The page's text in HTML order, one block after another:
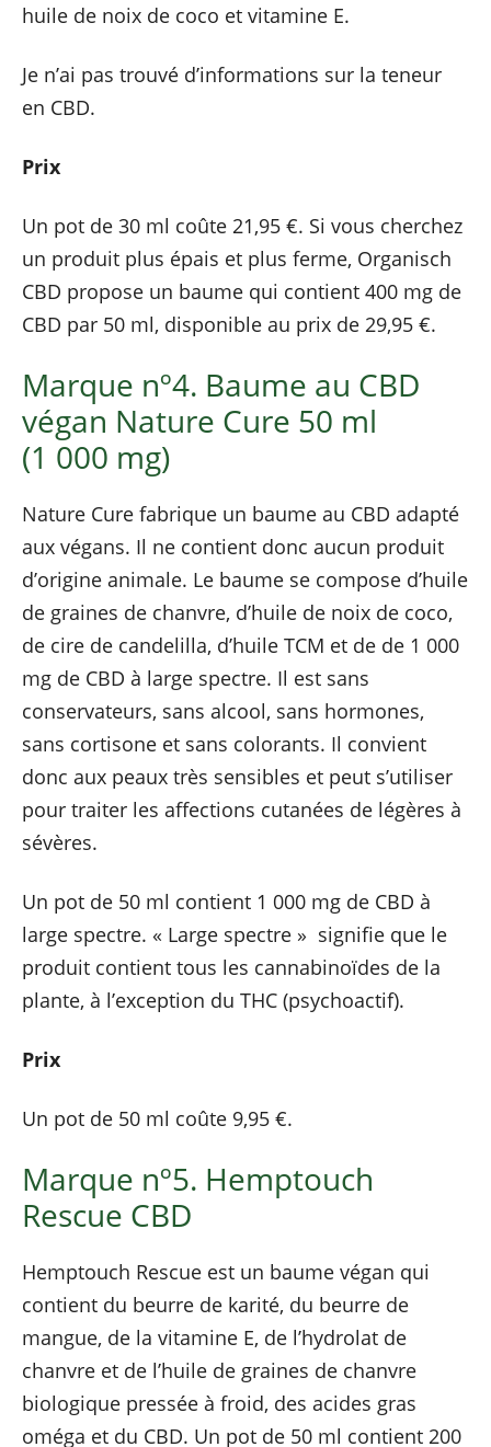
huile de noix de coco et vitamine E.
Je n’ai pas trouvé d’informations sur la teneur
en CBD.
Prix
Un pot de 30 ml coûte 21,95 €. Si vous cherchez
un produit plus épais et plus ferme, Organisch
CBD propose un baume qui contient 400 mg de
CBD par 50 ml, disponible au prix de 29,95 €.
Marque nº4. Baume au CBD
végan Nature Cure 50 ml
(1 000 mg)
Nature Cure fabrique un baume au CBD adapté
aux végans. Il ne contient donc aucun produit
d’origine animale. Le baume se compose d’huile
de graines de chanvre, d’huile de noix de coco,
de cire de candelilla, d’huile TCM et de de 1 000
mg de CBD à large spectre. Il est sans
conservateurs, sans alcool, sans hormones,
sans cortisone et sans colorants. Il convient
donc aux peaux très sensibles et peut s’utiliser
pour traiter les affections cutanées de légères à
sévères.
Un pot de 50 ml contient 1 000 mg de CBD à
large spectre. « Large spectre » signifie que le
produit contient tous les cannabinoïdes de la
plante, à l’exception du THC (psychoactif).
Prix
Un pot de 50 ml coûte 9,95 €.
Marque nº5. Hemptouch
Rescue CBD
Hemptouch Rescue est un baume végan qui
contient du beurre de karité, du beurre de
mangue, de la vitamine E, de l’hydrolat de
chanvre et de l’huile de graines de chanvre
biologique pressée à froid, des acides gras
oméga et du CBD. Un pot de 50 ml contient 200